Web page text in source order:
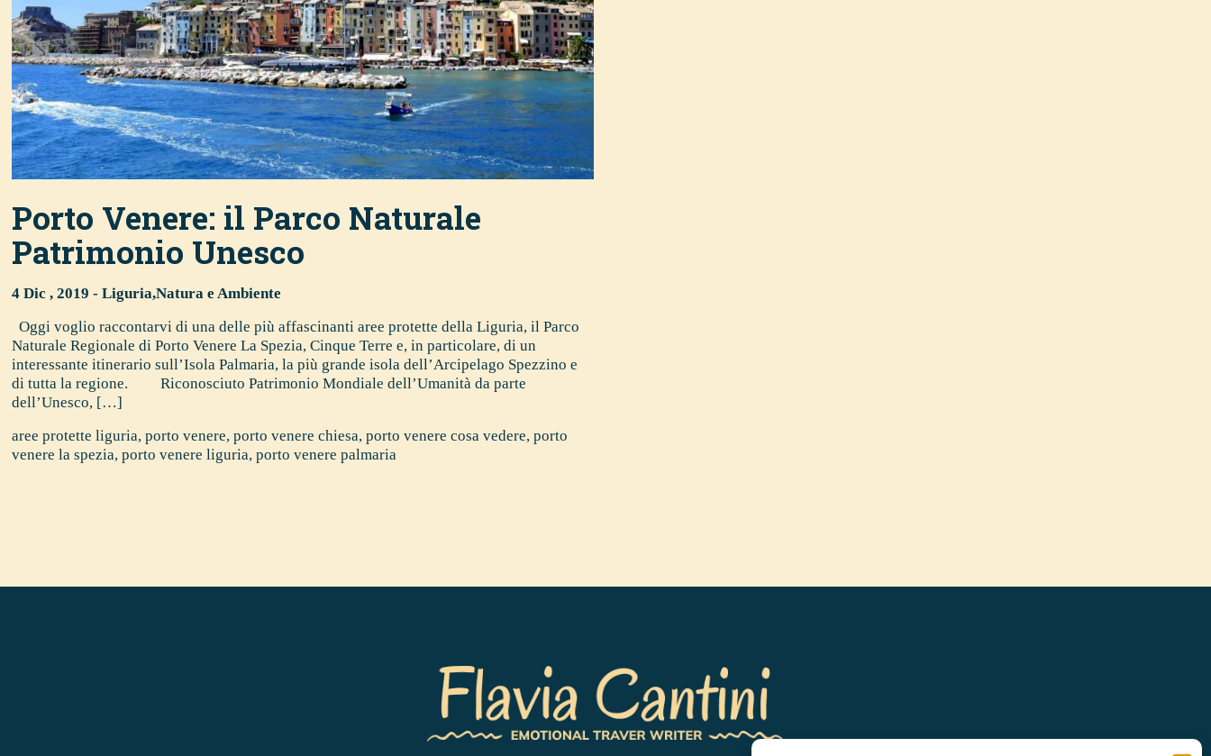
Porto Venere: il Parco Naturale
Patrimonio Unesco
4 Dic , 2019 -Liguria,Natura e Ambiente
Oggi voglio raccontarvi di una delle più affascinanti aree protette della Liguria, il Parco
Naturale Regionale di Porto Venere La Spezia, Cinque Terre e, in particolare, di un
interessante itinerario sull’Isola Palmaria, la più grande isola dell’Arcipelago Spezzino e
di tutta la regione. Riconosciuto Patrimonio Mondiale dell’Umanità da parte
dell’Unesco, […]
aree protette liguria,porto venere,porto venere chiesa,porto venere cosa vedere,porto
venere la spezia,porto venere liguria,porto venere palmaria